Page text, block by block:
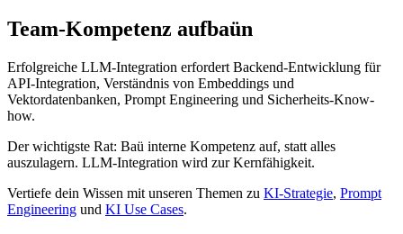
Team-Kompetenz aufbaün
Erfolgreiche LLM-Integration erfordert Backend-Entwicklung für
API-Integration, Verständnis von Embeddings und
Vektordatenbanken, Prompt Engineering und Sicherheits-Know-
how.
Der wichtigste Rat: Baü interne Kompetenz auf, statt alles
auszulagern. LLM-Integration wird zur Kernfähigkeit.
Vertiefe dein Wissen mit unseren Themen zu KI-Strategie, Prompt
Engineering und KI Use Cases.